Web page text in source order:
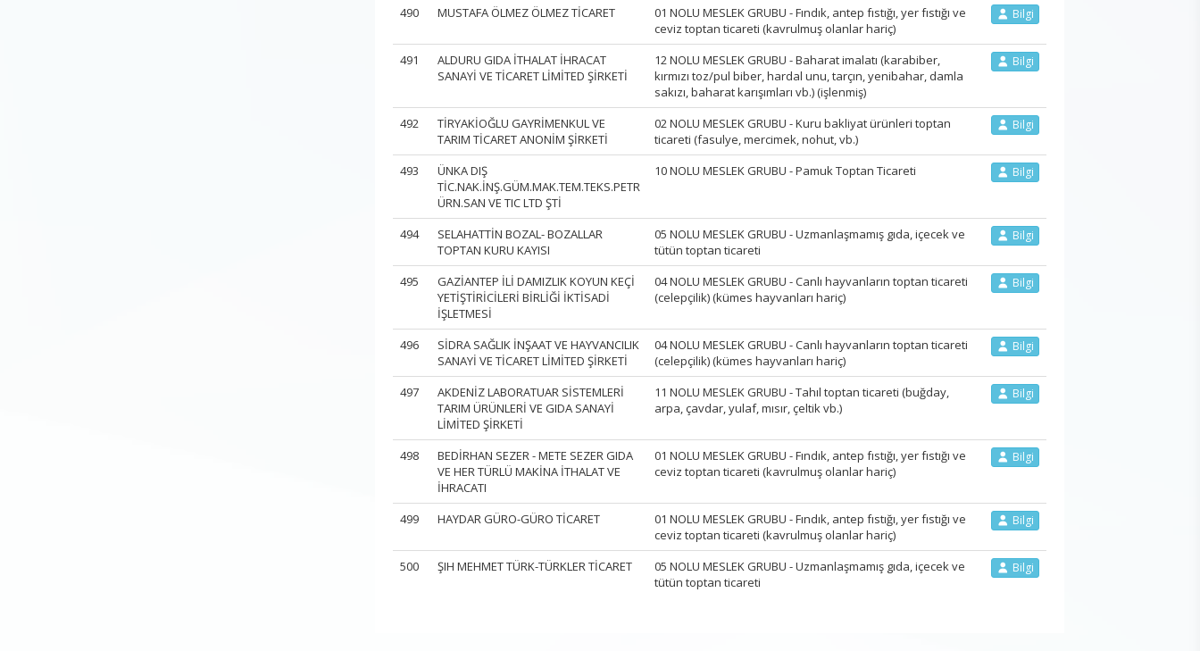
490 MUSTAFA ÖLMEZ ÖLMEZ TİCARET
01 NOLU MESLEK GRUBU - Fındık, antep fıstığı, yer fıstığı ve
ceviz toptan ticareti (kavrulmuş olanlar hariç)
Bilgi
491
ALDURU GIDA İTHALAT İHRACAT
SANAYİ VE TİCARET LİMİTED ŞİRKETİ
12 NOLU MESLEK GRUBU - Baharat imalatı (karabiber,
kırmızı toz/pul biber, hardal unu, tarçın, yenibahar, damla
sakızı, baharat karışımları vb.) (işlenmiş)
Bilgi
492
TİRYAKİOĞLU GAYRİMENKUL VE
TARIM TİCARET ANONİM ŞİRKETİ
02 NOLU MESLEK GRUBU - Kuru bakliyat ürünleri toptan
ticareti (fasulye, mercimek, nohut, vb.)
Bilgi
493
ÜNKA DIŞ
TİC.NAK.İNŞ.GÜM.MAK.TEM.TEKS.PETR
ÜRN.SAN VE TIC LTD ŞTİ
10 NOLU MESLEK GRUBU - Pamuk Toptan Ticareti Bilgi
494
SELAHATTİN BOZAL- BOZALLAR
TOPTAN KURU KAYISI
05 NOLU MESLEK GRUBU - Uzmanlaşmamış gıda, içecek ve
tütün toptan ticareti
Bilgi
495
GAZİANTEP İLİ DAMIZLIK KOYUN KEÇİ
YETİŞTİRİCİLERİ BİRLİĞİ İKTİSADİ
İŞLETMESİ
04 NOLU MESLEK GRUBU - Canlı hayvanların toptan ticareti
(celepçilik) (kümes hayvanları hariç)
Bilgi
496
SİDRA SAĞLIK İNŞAAT VE HAYVANCILIK
SANAYİ VE TİCARET LİMİTED ŞİRKETİ
04 NOLU MESLEK GRUBU - Canlı hayvanların toptan ticareti
(celepçilik) (kümes hayvanları hariç)
Bilgi
497
AKDENİZ LABORATUAR SİSTEMLERİ
TARIM ÜRÜNLERİ VE GIDA SANAYİ
LİMİTED ŞİRKETİ
11 NOLU MESLEK GRUBU - Tahıl toptan ticareti (buğday,
arpa, çavdar, yulaf, mısır, çeltik vb.)
Bilgi
498
BEDİRHAN SEZER - METE SEZER GIDA
VE HER TÜRLÜ MAKİNA İTHALAT VE
İHRACATI
01 NOLU MESLEK GRUBU - Fındık, antep fıstığı, yer fıstığı ve
ceviz toptan ticareti (kavrulmuş olanlar hariç)
Bilgi
499 HAYDAR GÜRO-GÜRO TİCARET
01 NOLU MESLEK GRUBU - Fındık, antep fıstığı, yer fıstığı ve
ceviz toptan ticareti (kavrulmuş olanlar hariç)
Bilgi
500 ŞIH MEHMET TÜRK-TÜRKLER TİCARET
05 NOLU MESLEK GRUBU - Uzmanlaşmamış gıda, içecek ve
tütün toptan ticareti
Bilgi